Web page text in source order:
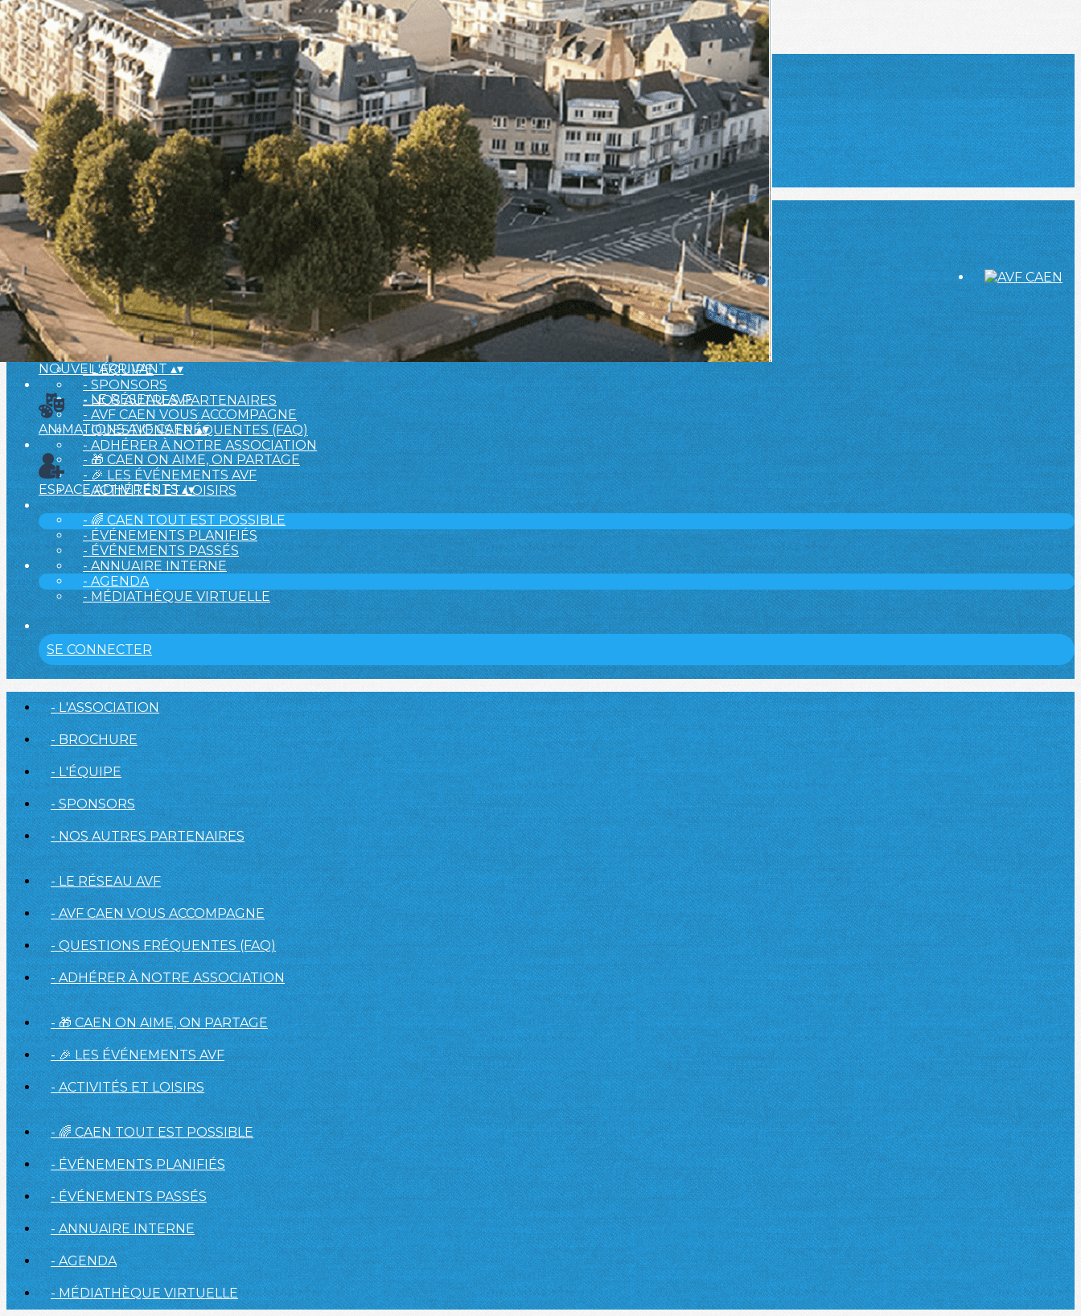
Exporter les lignes sélectionnées
Exporter toutes les colonnes
Exporter uniquement les colonnes affichées
Menu
<
>
- 🎁 Caen on aime, on partage
- 🎉 Les événements AVF
- Activités et Loisirs
Ajoutez un logo, un bouton, des réseaux sociaux
Cliquez pour éditer
L'ASSOCIATION▴▾
- L'ASSOCIATION
- BROCHURE
- L'ÉQUIPE
- SPONSORS
- NOS AUTRES PARTENAIRES
NOUVEL ARRIVANT▴▾
- LE RÉSEAU AVF
- AVF CAEN VOUS ACCOMPAGNE
- QUESTIONS FRÉQUENTES (FAQ)
- ADHÉRER À NOTRE ASSOCIATION
ANIMATIONS AVF CAEN▴▾
- 🎁 CAEN ON AIME, ON PARTAGE
- 🎉 LES ÉVÉNEMENTS AVF
- ACTIVITÉS ET LOISIRS
ESPACE ADHÉRENTS▴▾
- 🌈 CAEN TOUT EST POSSIBLE
- ÉVÉNEMENTS PLANIFIÉS
- ÉVÉNEMENTS PASSÉS
- ANNUAIRE INTERNE
- AGENDA
- MÉDIATHÈQUE VIRTUELLE
SE CONNECTER
- L'ASSOCIATION
- BROCHURE
- L'ÉQUIPE
- SPONSORS
- NOS AUTRES PARTENAIRES
- LE RÉSEAU AVF
- AVF CAEN VOUS ACCOMPAGNE
- QUESTIONS FRÉQUENTES (FAQ)
- ADHÉRER À NOTRE ASSOCIATION
- 🎁 CAEN ON AIME, ON PARTAGE
- 🎉 LES ÉVÉNEMENTS AVF
- ACTIVITÉS ET LOISIRS
- 🌈 CAEN TOUT EST POSSIBLE
- ÉVÉNEMENTS PLANIFIÉS
- ÉVÉNEMENTS PASSÉS
- ANNUAIRE INTERNE
- AGENDA
- MÉDIATHÈQUE VIRTUELLE